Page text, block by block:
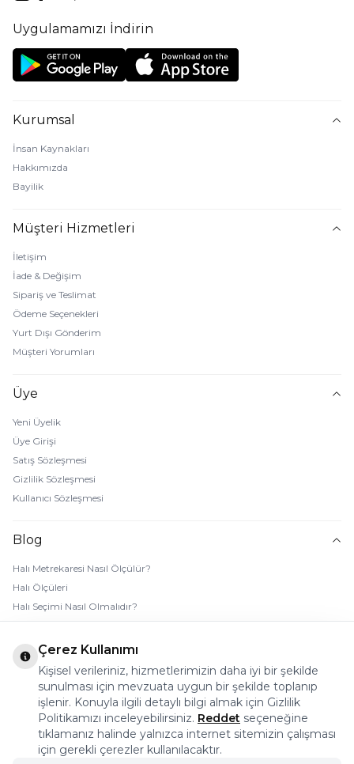
Uygulamamızı İndirin
Kurumsal
İnsan Kaynakları
Hakkımızda
Bayilik
Müşteri Hizmetleri
İletişim
İade & Değişim
Sipariş ve Teslimat
Ödeme Seçenekleri
Yurt Dışı Gönderim
Müşteri Yorumları
Üye
Yeni Üyelik
Üye Girişi
Satış Sözleşmesi
Gizlilik Sözleşmesi
Kullanıcı Sözleşmesi
Blog
Halı Metrekaresi Nasıl Ölçülür?
Halı Ölçüleri
Halı Seçimi Nasıl Olmalıdır?
Halı Rengi Nasıl Seçilir?
Halı Temizliği Nasıl Yapılır?
Bebek Halı Temizliği Nasıl Yapılır?
7 Adımda Halı Lekesi Çıkarma
Halı Kaydırmaz Ped Nasıl Kullanılır?
© 2026 Halı Stores Her Hakkı Saklıdır, Kopyalanamaz.
Çerez Kullanımı
Kişisel verileriniz, hizmetlerimizin daha iyi bir şekilde
sunulması için mevzuata uygun bir şekilde toplanıp
işlenir. Konuyla ilgili detaylı bilgi almak için Gizlilik
Politikamızı inceleyebilirsiniz. Reddet seçeneğine
tıklamanız halinde yalnızca internet sitemizin çalışması
için gerekli çerezler kullanılacaktır.